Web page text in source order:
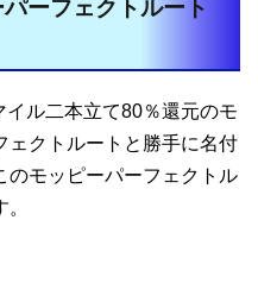
ーフェクトルート
ル二本立て80％還元のモ
ェクトルートと勝手に名付
のモッピーパーフェクトル